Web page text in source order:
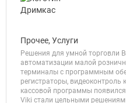
Прочее, Услуги
Решения для умной торговли
автоматизации малой
терминалы с программным
регистраторы,
кассовой программы появился
Viki стали цельными